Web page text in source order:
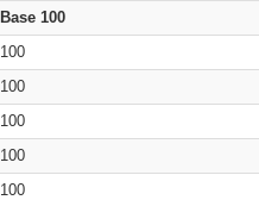
Base 100
100
100
100
100
100